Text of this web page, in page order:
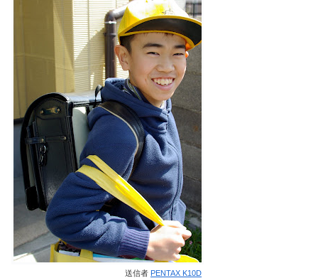
送信者 PENTAX K10D